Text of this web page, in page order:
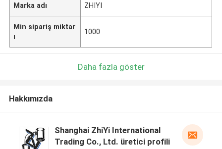
Marka adı ZHIYI
Min sipariş miktar
ı
1000
Daha fazla göster
Hakkımızda
Shanghai ZhiYi International
Trading Co., Ltd. üretici profili